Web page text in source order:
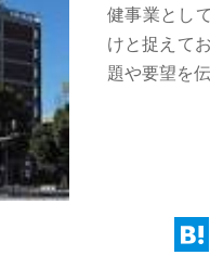
健事業とし
けと捉えて
題や要望を